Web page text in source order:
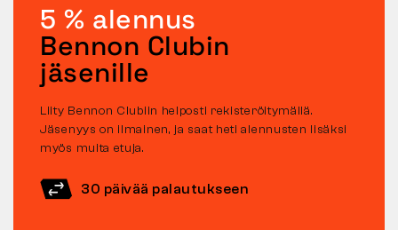
5 % alennus
Bennon Clubin
jäsenille
Liity Bennon Clubiin helposti rekisteröitymällä.
Jäsenyys on ilmainen, ja saat heti alennusten lisäksi
myös muita etuja.
30 päivää palautukseen